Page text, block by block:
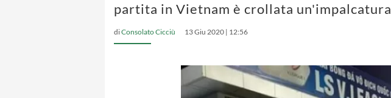
partita in Vietnam è crollata un'impalcatura
diConsolato Cicciù 13 Giu 2020 | 12:56